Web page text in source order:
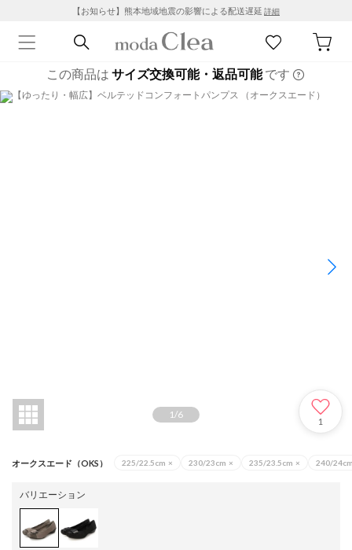
【お知らせ】熊本地域地震の影響による配送遅延 詳細
この商品は サイズ交換可能・返品可能です
1/6
1
オークスエード（OKS） 225/22.5cm × 230/23cm × 235/23.5cm × 240/
バリエーション